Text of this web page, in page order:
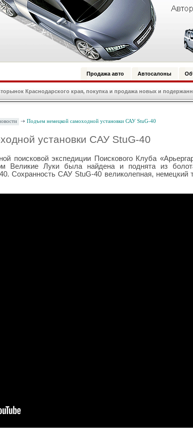
Продажа авто Автосалоны
Краснодарского края, покупка и продажа новых и
Подъем немецкой самоходной установки САУ StuG-40
установки САУ StuG-40
поисковой экспедиции Поискового Клуба
Великие Луки была найдена и поднята из
Сохранность САУ StuG-40 великолепная, немецкий